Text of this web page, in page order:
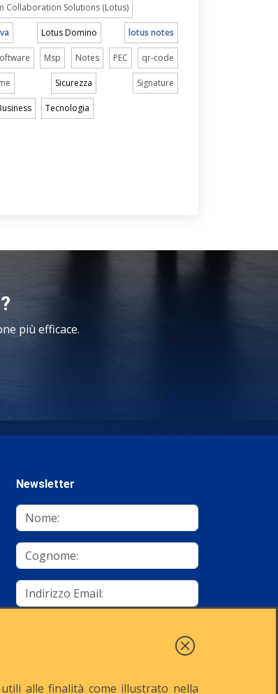
Collaboration Solutions (Lotus)
Lotus Domino lotus notes
Msp Notes PEC qr-code
Sicurezza Signature
Tecnologia
più efficace.
Newsletter
alle finalità come illustrato nella